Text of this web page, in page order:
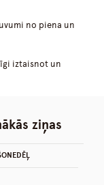
no piena un
iztaisnot un
ziņas